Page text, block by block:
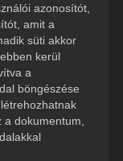
azonosítót,
amit a
süti akkor
kerül
a
böngészése
dokumentum,